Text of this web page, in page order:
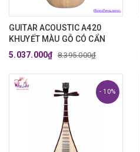
GUITAR ACOUSTIC A420
KHUYẾT MÀU GỖ CÓ CẨN
5.037.000₫ 8.395.000₫
- 10%